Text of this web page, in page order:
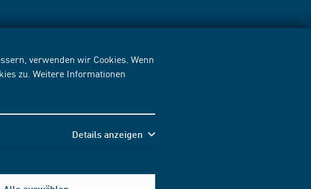
verwenden wir Cookies. Wenn
zu. Weitere Informationen
Details anzeigen